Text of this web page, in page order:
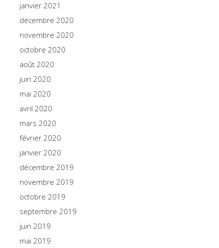
janvier 2021
décembre 2020
novembre 2020
octobre 2020
août 2020
juin 2020
mai 2020
avril 2020
mars 2020
février 2020
janvier 2020
décembre 2019
novembre 2019
octobre 2019
septembre 2019
juin 2019
mai 2019